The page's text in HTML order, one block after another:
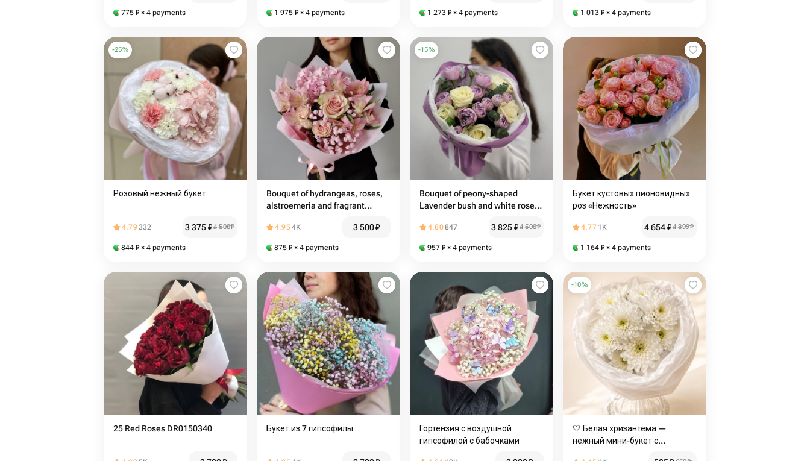
775 ₽ × 4 payments 1 975 ₽ × 4 payments 1 273 ₽ × 4 payments 1 013 ₽ × 4 payments
-25%
Розовый нежный букет
4.79332 3 375₽4 500₽
844 ₽ × 4 payments
Bouquet of hydrangeas, roses,
alstroemeria and fragrant
4.954K 3 500₽
875 ₽ × 4 payments
-15%
Bouquet of peony-shaped
Lavender bush and white rose
4.80847 3 825₽4 500₽
957 ₽ × 4 payments
Букет кустовых пионовидных
роз «Нежность»
4.77 1K 4 654₽4 899₽
1 164 ₽ × 4 payments
25 Red Roses DR0150340 Букет из 7 гипсофилы
Гортензия с воздушной
гипсофилой с бабочками
-10%
🤍 Белая хризантема —
нежный мини-букет с